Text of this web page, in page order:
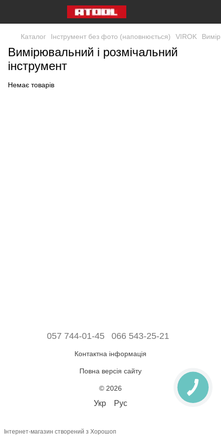
Каталог Інструмент без фото (наповнюється) VIROK
Вимірювальний і розмічальний
інструмент
Немає товарів
057 744-01-45 066 543-25-21
Контактна інформація
Повна версія сайту
© 2026
Укр Рус
Інтернет-магазин створений з Хорошоп